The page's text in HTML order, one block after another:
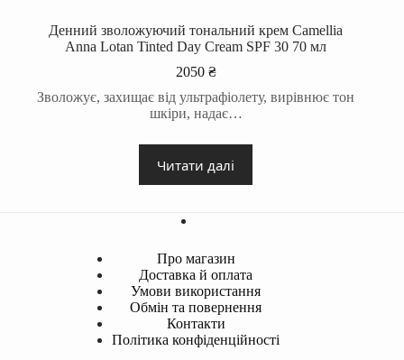
Денний зволожуючий тональний крем Camellia
Anna Lotan Tinted Day Cream SPF 30 70 мл
2050 ₴
Зволожує, захищає від ультрафіолету, вирівнює тон
шкіри, надає…
Читати далі
Про магазин
Доставка й оплата
Умови використання
Обмін та повернення
Контакти
Політика конфіденційності